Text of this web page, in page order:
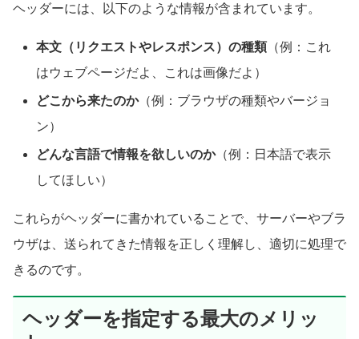
ヘッダーには、以下のような情報が含まれています。
本文（リクエストやレスポンス）の種類（例：これ
はウェブページだよ、これは画像だよ）
どこから来たのか（例：ブラウザの種類やバージョ
ン）
どんな言語で情報を欲しいのか（例：日本語で表示
してほしい）
これらがヘッダーに書かれていることで、サーバーやブラ
ウザは、送られてきた情報を正しく理解し、適切に処理で
きるのです。
ヘッダーを指定する最大のメリッ